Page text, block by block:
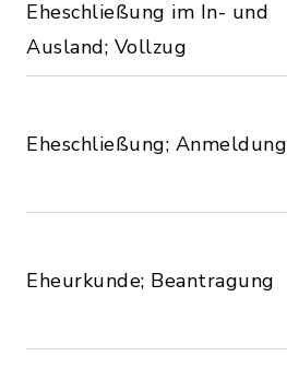
Eheschließung im In- und
Ausland; Vollzug
Eheschließung; Anmeldung
Eheurkunde; Beantragung